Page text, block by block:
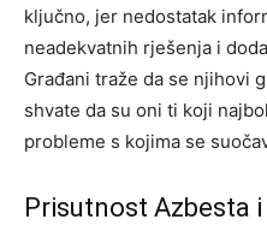
ključno, jer nedostatak
neadekvatnih rješenja i
Građani traže da se njihovi
shvate da su oni ti koji
probleme s kojima se
Prisutnost Azbesta